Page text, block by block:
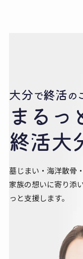
大分で終活の​
まるっ
終活大
墓じまい・海洋散骨
家族の想いに寄り添い
っと支援します。